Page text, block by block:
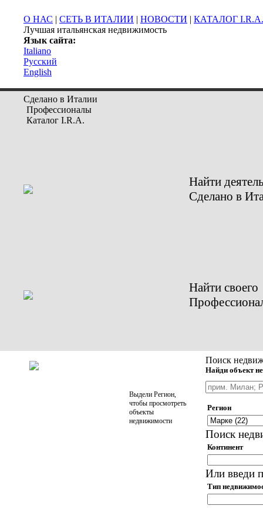
О НАС | СЕТЬ В ИТАЛИИ | НОВОСТИ | КАТАЛОГ I.R.A.
Лучшая итальянская недвижимость
Язык сайта:
Italiano
Русский
English
Сделано в Италии
Профессионалы
Каталог I.R.A.
Найти
Сделано в
Найти своего
Выдели Регион,
чтобы просмотреть
объекты
недвижимости
Поиск
Найди объект
Регион
Поиск
Континент
Или введи
Тип